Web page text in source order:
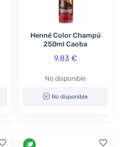
Henné Color Champú
250ml Caoba
9,83 €
No disponible
No disponible